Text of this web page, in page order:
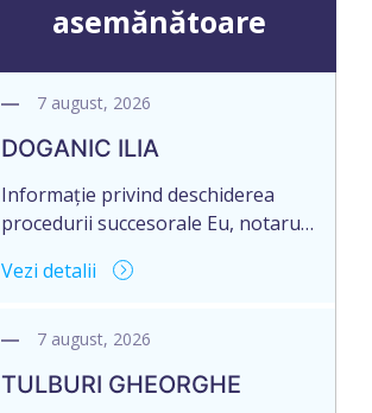
asemănătoare
7 august, 2026
DOGANIC ILIA
Informație privind deschiderea
procedurii succesorale Eu, notarul,
246/2018 privind la procedură
persoană care are un interes
procedurii succesorale notariale în
Vezi detalii
7 august, 2026
TULBURI GHEORGHE